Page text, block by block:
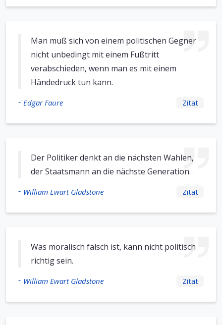
Man muß sich von einem politischen Gegner
nicht unbedingt mit einem Fußtritt
verabschieden, wenn man es mit einem
Händedruck tun kann.
- Edgar Faure Zitat
Der Politiker denkt an die nächsten Wahlen,
der Staatsmann an die nächste Generation.
- William Ewart Gladstone Zitat
Was moralisch falsch ist, kann nicht politisch
richtig sein.
- William Ewart Gladstone Zitat